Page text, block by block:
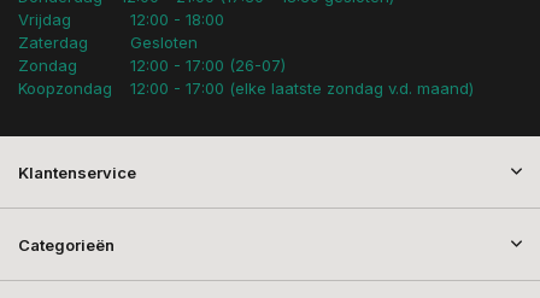
Vrijdag
Zaterdag
Zondag
Koopzondag
12:00 - 18:00
Gesloten
12:00 - 17:00 (26-07)
12:00 - 17:00 (elke laatste zondag v.d. maand)
Klantenservice
Categorieën